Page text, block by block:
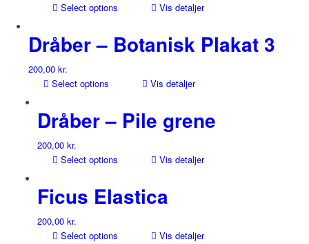
Select options
Vis detaljer
Dråber – Botanisk Plakat 3
200,00 kr.
Select options
Vis detaljer
Dråber – Pile grene
200,00 kr.
Select options
Vis detaljer
Ficus Elastica
200,00 kr.
Select options
Vis detaljer